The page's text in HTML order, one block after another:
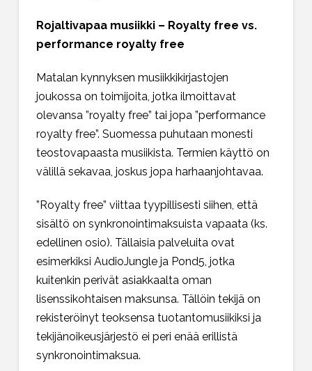
Rojaltivapaa musiikki – Royalty free vs.
performance royalty free
Matalan kynnyksen musiikkikirjastojen
joukossa on toimijoita, jotka ilmoittavat
olevansa ”royalty free” tai jopa ”performance
royalty free”. Suomessa puhutaan monesti
teostovapaasta musiikista. Termien käyttö on
välillä sekavaa, joskus jopa harhaanjohtavaa.
”Royalty free” viittaa tyypillisesti siihen, että
sisältö on synkronointimaksuista vapaata (ks.
edellinen osio). Tällaisia palveluita ovat
esimerkiksi AudioJungle ja Pond5, jotka
kuitenkin perivät asiakkaalta oman
lisenssikohtaisen maksunsa. Tällöin tekijä on
rekisteröinyt teoksensa tuotantomusiikiksi ja
tekijänoikeusjärjestö ei peri enää erillistä
synkronointimaksua.